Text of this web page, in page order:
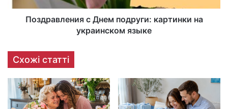
Поздравления с Днем подруги: картинки на
украинском языке
Схожі статті